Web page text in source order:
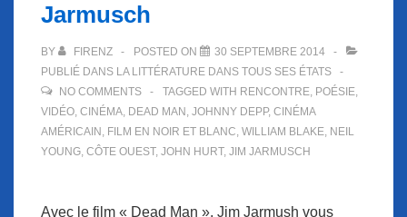
Jarmusch
BY FIRENZ POSTED ON
30 SEPTEMBRE 2014
PUBLIÉ DANS LA LITTÉRATURE DANS TOUS SES ÉTATS
NO COMMENTS
TAGGED WITH RENCONTRE, POÉSIE,
VIDÉO, CINÉMA, DEAD MAN , JOHNNY DEPP, CINÉMA
AMÉRICAIN , FILM EN NOIR ET BLANC, WILLIAM BLAKE, NEIL
YOUNG, CÔTE OUEST, JOHN HURT, JIM JARMUSCH
Avec le film « Dead Man », Jim Jarmush vous